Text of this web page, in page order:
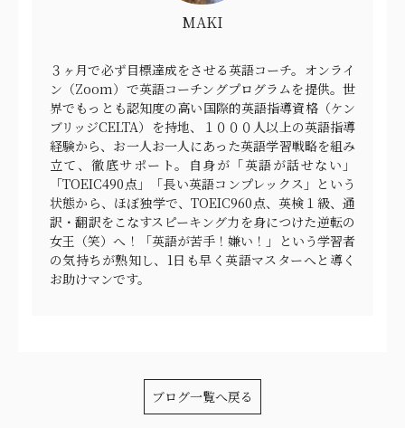
MAKI
３ヶ月で必ず目標達成をさせる英語コーチ。オンライ
ン（Zoom）で英語コーチングプログラムを提供。世
界でもっとも認知度の高い国際的英語指導資格（ケン
ブリッジCELTA）を持地、１０００人以上の英語指導
経験から、お一人お一人にあった英語学習戦略を組み
立て、徹底サポート。自身が「英語が話せない」
「TOEIC490点」「長い英語コンプレックス」という
状態から、ほぼ独学で、TOEIC960点、英検１級、通
訳・翻訳をこなすスピーキング力を身につけた逆転の
女王（笑）へ！「英語が苦手！嫌い！」という学習者
の気持ちが熟知し、1日も早く英語マスターへと導く
お助けマンです。
ブログ一覧へ戻る